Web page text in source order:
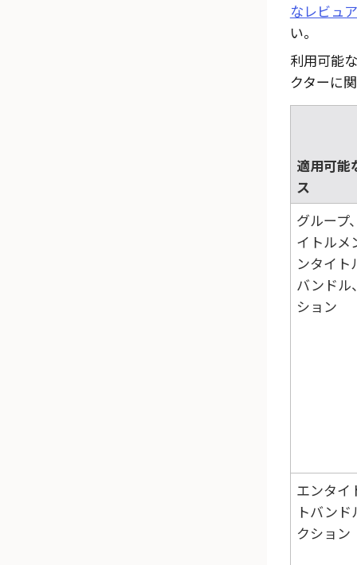
なレビュ
い。
利用可能
クターに
適用可能
ス
グループ
イトルメ
ンタイト
バンドル
ション
エンタイ
トバン
クション